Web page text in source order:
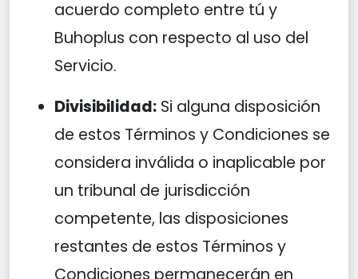
acuerdo completo entre tú y
Buhoplus con respecto al uso del
Servicio.
Divisibilidad: Si alguna disposición
de estos Términos y Condiciones se
considera inválida o inaplicable por
un tribunal de jurisdicción
competente, las disposiciones
restantes de estos Términos y
Condiciones permanecerán en